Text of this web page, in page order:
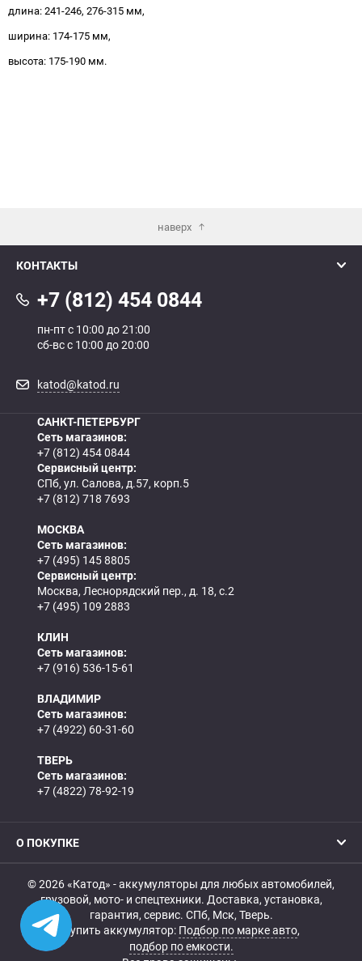
длина: 241-246, 276-315 мм,
ширина: 174-175 мм,
высота: 175-190 мм.
наверх
КОНТАКТЫ
+7 (812) 454 0844
пн-пт с 10:00 до 21:00
сб-вс с 10:00 до 20:00
katod@katod.ru
САНКТ-ПЕТЕРБУРГ
Сеть магазинов:
+7 (812) 454 0844
Сервисный центр:
СПб, ул. Салова, д.57, корп.5
+7 (812) 718 7693
МОСКВА
Сеть магазинов:
+7 (495) 145 8805
Сервисный центр:
Москва, Леснорядский пер., д. 18, с.2
+7 (495) 109 2883
КЛИН
Сеть магазинов:
+7 (916) 536-15-61
ВЛАДИМИР
Сеть магазинов:
+7 (4922) 60-31-60
ТВЕРЬ
Сеть магазинов:
+7 (4822) 78-92-19
О ПОКУПКЕ
© 2026 «Катод» - аккумуляторы для любых автомобилей,
грузовой, мото- и спецтехники. Доставка, установка,
гарантия, сервис. СПб, Мск, Тверь.
Купить аккумулятор: Подбор по марке авто,
подбор по емкости.